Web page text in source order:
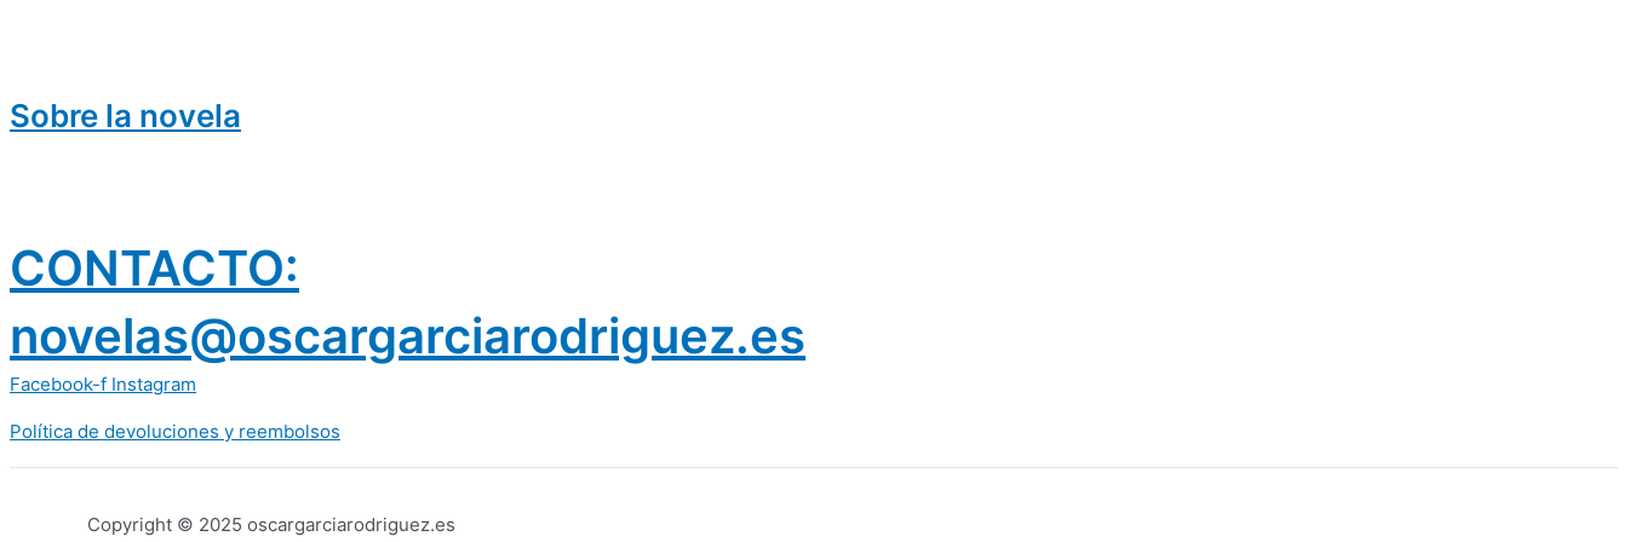
Sobre la novela
CONTACTO:
novelas@oscargarciarodriguez.es
Facebook-f Instagram
Política de devoluciones y reembolsos
Copyright © 2025 oscargarciarodriguez.es